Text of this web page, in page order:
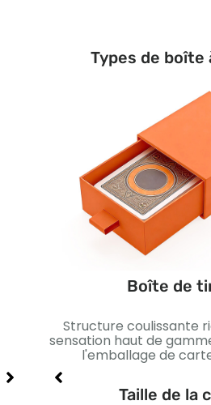
Types de boîte
Boîte de
Structure coulissante
sensation haut de
l'emballage de
Taille de la